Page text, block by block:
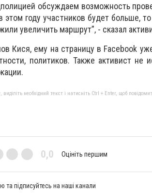
обсуждаем возможность
этом году участников будет больше,
увеличить маршрут”, - сказал
Кися, ему на страницу в Facebook
политиков. Также активист
необхідний текст і натисніть Ctrl + Enter, щоб
0,0 Оцініть першим
та підписуйтесь на наші канали